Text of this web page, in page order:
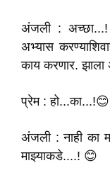
अंजली :
अभ्यास
काय करणार. झाला
प्रेम : हो...का...!😊
अंजली : नाही का
माझ्याकडे....! 😊